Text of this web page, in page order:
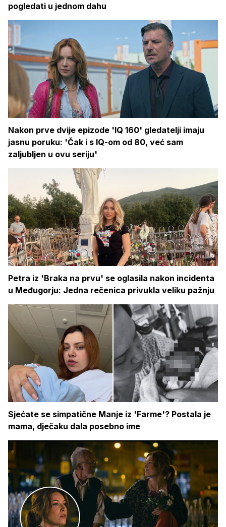
pogledati u jednom dahu
Nakon prve dvije epizode 'IQ 160' gledatelji imaju
jasnu poruku: 'Čak i s IQ-om od 80, već sam
zaljubljen u ovu seriju'
Petra iz 'Braka na prvu' se oglasila nakon incidenta
u Međugorju: Jedna rečenica privukla veliku pažnju
Sjećate se simpatične Manje iz 'Farme'? Postala je
mama, dječaku dala posebno ime